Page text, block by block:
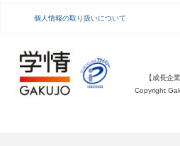
個人情報の取り扱いについて
【成長企
Copyright